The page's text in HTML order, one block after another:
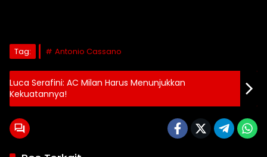
Tag: Antonio Cassano
Luca Serafini: AC Milan Harus Menunjukkan
Kekuatannya!